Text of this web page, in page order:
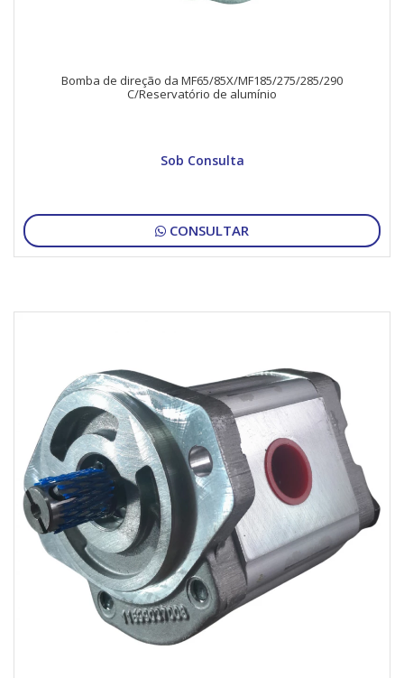
Bomba de direção da MF65/85X/MF185/275/285/290
C/Reservatório de alumínio
Sob Consulta
CONSULTAR